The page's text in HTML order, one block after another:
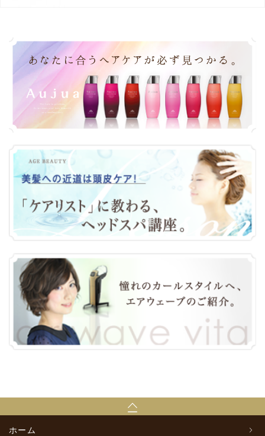
ホーム